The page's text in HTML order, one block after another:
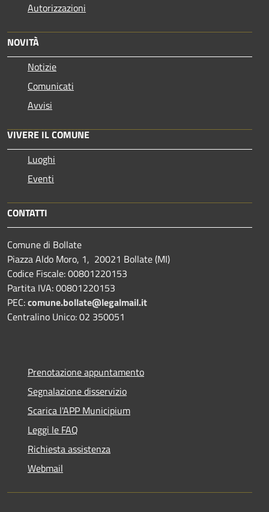
Autorizzazioni
NOVITÀ
Notizie
Comunicati
Avvisi
VIVERE IL COMUNE
Luoghi
Eventi
CONTATTI
Comune di Bollate
Piazza Aldo Moro, 1, 20021 Bollate (MI)
Codice Fiscale: 00801220153
Partita IVA: 00801220153
PEC:comune.bollate@legalmail.it
Centralino Unico: 02 350051
Prenotazione appuntamento
Segnalazione disservizio
Scarica l'APP Municipium
Leggi le FAQ
Richiesta assistenza
Webmail